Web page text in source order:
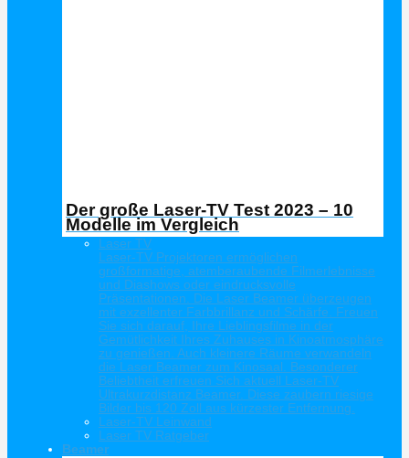
Der große Laser-TV Test 2023 – 10
Modelle im Vergleich
Laser TV
Laser-TV Projektoren ermöglichen
großformatige, atemberaubende Filmerlebnisse
und Diashows oder eindrucksvolle
Präsentationen. Die Laser Beamer überzeugen
mit exzellenter Farbbrillanz und Schärfe. Freuen
Sie sich darauf, Ihre Lieblingsfilme in der
Gemütlichkeit Ihres Zuhauses in Kinoatmosphäre
zu genießen. Auch kleinere Räume verwandeln
die Laser Beamer zum Kinosaal. Besonderer
Beliebtheit erfreuen Sich aktuell Laser-TV
Ultrakurzdistanz Beamer. Diese zaubern riesige
Bilder bis 120 Zoll aus kürzester Entfernung.
Laser-TV Leinwand
Laser TV Ratgeber
Beamer